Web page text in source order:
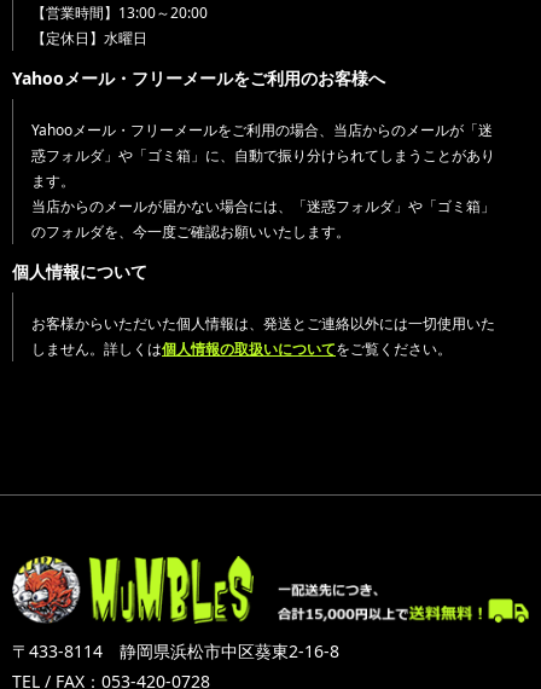
【営業時間】13:00～20:00
【定休日】水曜日
Yahooメール・フリーメールをご利用のお客様へ
Yahooメール・フリーメールをご利用の場合、当店からのメールが「迷
惑フォルダ」や「ゴミ箱」に、自動で振り分けられてしまうことがあり
ます。
当店からのメールが届かない場合には、「迷惑フォルダ」や「ゴミ箱」
のフォルダを、今一度ご確認お願いいたします。
個人情報について
お客様からいただいた個人情報は、発送とご連絡以外には一切使用いた
しません。詳しくは個人情報の取扱いについてをご覧ください。
〒433-8114 静岡県浜松市中区葵東2-16-8
TEL / FAX：053-420-0728